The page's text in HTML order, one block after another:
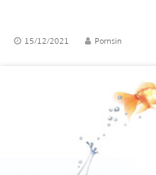
15/12/2021 Pornsin